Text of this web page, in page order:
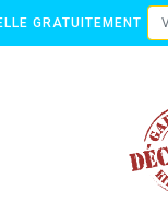
GRATUITEMENT